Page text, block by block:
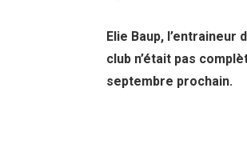
Elie Baup,
club n’était pas
septembre prochain.